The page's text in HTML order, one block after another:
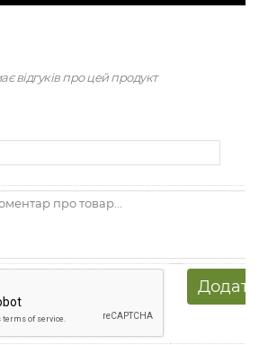
відгуків про цей продукт